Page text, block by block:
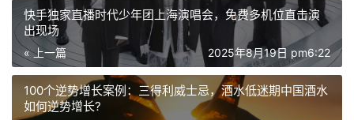
快手独家直播时代少年团上海演唱会，免费多机位直击演
出现场
« 上一篇 2025年8月19日 pm6:22
100个逆势增长案例：三得利威士忌，酒水低迷期中国酒水
如何逆势增长?